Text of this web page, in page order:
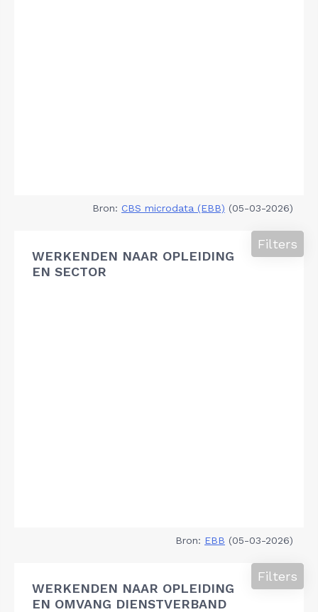
Bron: CBS microdata (EBB) (05-03-2026)
WERKENDEN NAAR OPLEIDING
EN SECTOR
Filters
Bron: EBB (05-03-2026)
WERKENDEN NAAR OPLEIDING
EN OMVANG DIENSTVERBAND
Filters